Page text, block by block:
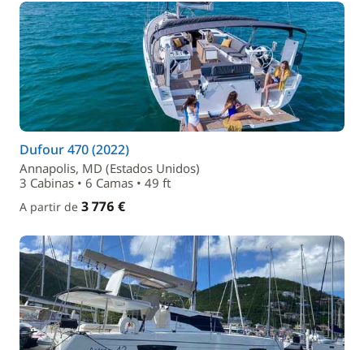
Dufour 470 (2022)
Annapolis, MD (Estados Unidos)
3 Cabinas • 6 Camas • 49 ft
A partir de 3 776 €